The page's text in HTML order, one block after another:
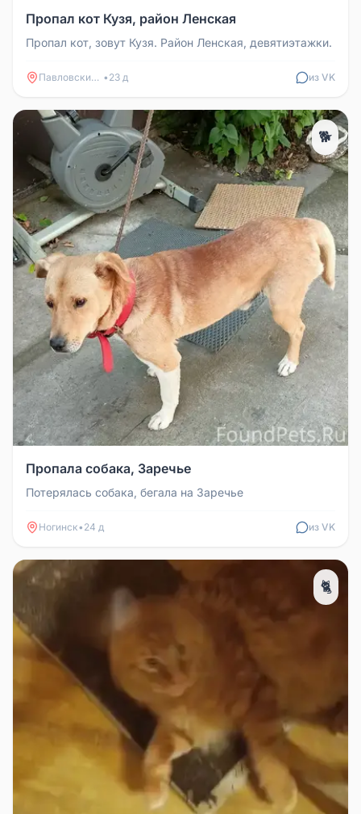
Пропал кот Кузя, район Ленская
Пропал кот, зовут Кузя. Район Ленская, девятиэтажки.
Павловский Посад • 23 д из VK
🐕
Пропала собака, Заречье
Потерялась собака, бегала на Заречье
Ногинск• 24 д из VK
🐈